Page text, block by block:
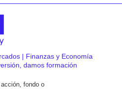
| Finanzas y Economía
damos formación
fondo o